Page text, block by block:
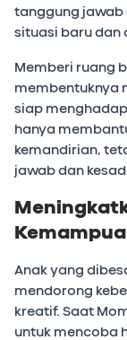
tanggung jawab
situasi baru dan
Memberi ruang
membentuknya
siap
hanya
kemandirian,
jawab dan
Anak yang
mendorong
kreatif. Saat
untuk mencoba